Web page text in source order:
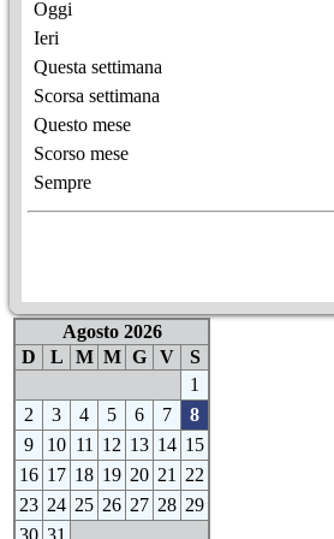
Oggi
Ieri
Questa settimana
Scorsa settimana
Questo mese
Scorso mese
Sempre
Agosto 2026
D
L M M G V
S
1
2
3 4 5 6 7
8
9
10 11 12 13 14 15
16 17 18 19 20 21
22
23 24 25 26 27 28 29
30 31